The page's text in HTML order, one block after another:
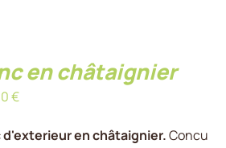
en châtaignier
€
d'exterieur en châtaignier.Concu